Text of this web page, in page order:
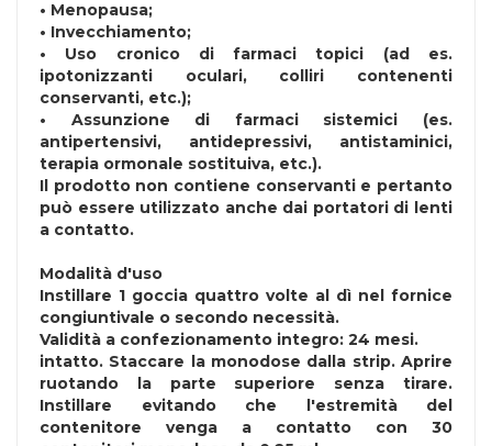
• Menopausa;
• Invecchiamento;
• Uso cronico di farmaci topici (ad es.
ipotonizzanti oculari, colliri contenenti
conservanti, etc.);
• Assunzione di farmaci sistemici (es.
antipertensivi, antidepressivi, antistaminici,
terapia ormonale sostituiva, etc.).
Il prodotto non contiene conservanti e pertanto
può essere utilizzato anche dai portatori di lenti
a contatto.
Modalità d'uso
Instillare 1 goccia quattro volte al dì nel fornice
congiuntivale o secondo necessità.
Validità a confezionamento integro: 24 mesi.
intatto. Staccare la monodose dalla strip. Aprire
ruotando la parte superiore senza tirare.
Instillare evitando che l'estremità del
contenitore venga a contatto con 30